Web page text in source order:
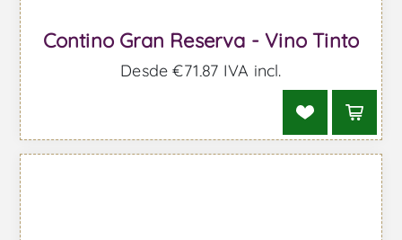
Contino Gran Reserva - Vino Tinto
Desde €71,87 IVA incl.